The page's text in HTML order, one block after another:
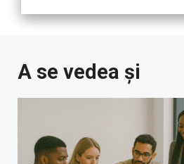
A se vedea și